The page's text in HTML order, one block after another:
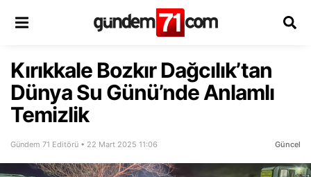
Kırıkkale Bozkır Dağcılık’tan
Dünya Su Günü’nde Anlamlı
Temizlik
Gündem 71 Editörü • 22 Mart 2025 11:06 Güncel